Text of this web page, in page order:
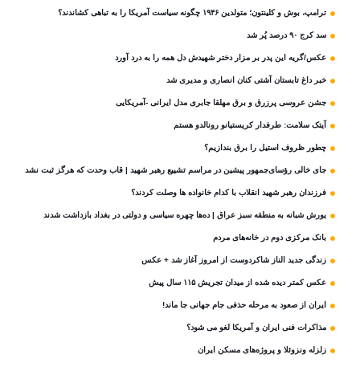
ترامپ، بوش و کلینتون؛ متولدین ۱۹۴۶ چگونه سیاست آمریکا را به تباهی کشاندند؟
سد کرج ۹۰ درصد پُر شد
عکس/گریه این پدر بر مزار دختر شهیدش دل همه را به درد آورد
خبر داغ تابستان آشتی کنان انصاری و مدیری شد
جشن عروسی پرزرق و برق مهلقا جابری مدل ایرانی -آمریکایی
آیتک سلامت: طرفدار کریستیانو رونالدو هستم
چطور ظروف استیل را برق بندازیم؟
جای خالی رؤسای‌جمهور پیشین در مراسم تشییع رهبر شهید | قاب وحدت که هرگز ثبت نشد
فرزندان رهبر شهید انقلاب با کدام خانواده ها وصلت کردند؟
یورش شبانه به منطقه سبز عراق | ده‌ها چهره سیاسی و دولتی در بغداد بازداشت شدند
بانک مرکزی دوم در خانه‌های مردم
زندگی جدید الناز شاکردوست از امروز آغاز شد + عکس
عکس کمتر دیده شده از میدان تجریش ۱۱۵ سال پیش
ایران از صعود به مرحله حذفی جام جهانی جا ماند!
مذاکرات فنی ایران و آمریکا لغو می شود؟
زلزله ونزوئلا و پروژه‌های مسکن ایران